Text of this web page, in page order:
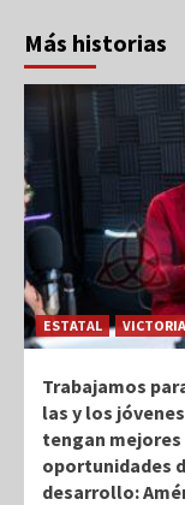
Más historias
ESTATAL VICTORIA
Trabajamos
las y los jóvenes
tengan mejores
oportunidades
desarrollo: